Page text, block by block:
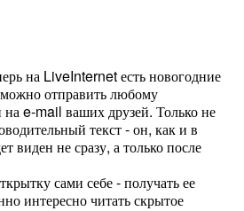
на LiveInternet есть новогодние
отправить любому
e-mail ваших друзей. Только не
текст - он, как и в
виден не сразу, а только после
сами себе - получать ее
интересно читать скрытое